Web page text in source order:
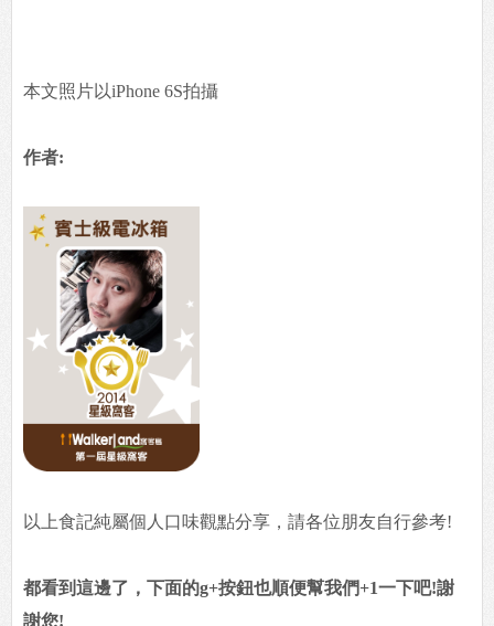
本文照片以iPhone 6S拍攝
作者:
以上食記純屬個人口味觀點分享，請各位朋友自行參考!
都看到這邊了，下面的g+按鈕也順便幫我們+1一下吧!謝
謝您!